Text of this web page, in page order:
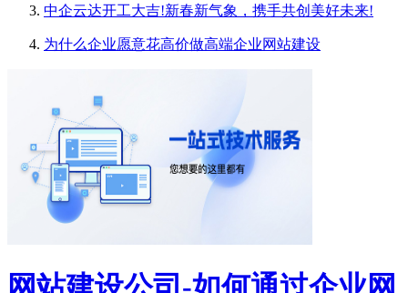
中企云达开工大吉!新春新气象，携手共创美好未来!
为什么企业愿意花高价做高端企业网站建设